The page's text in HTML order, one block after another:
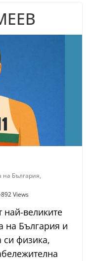
на България,
892 Views
най-великите
на България и
си физика,